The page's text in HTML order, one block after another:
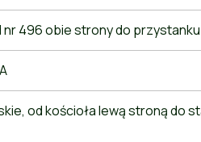
nr 496 obie strony do przystanku
od kościoła lewą stroną do